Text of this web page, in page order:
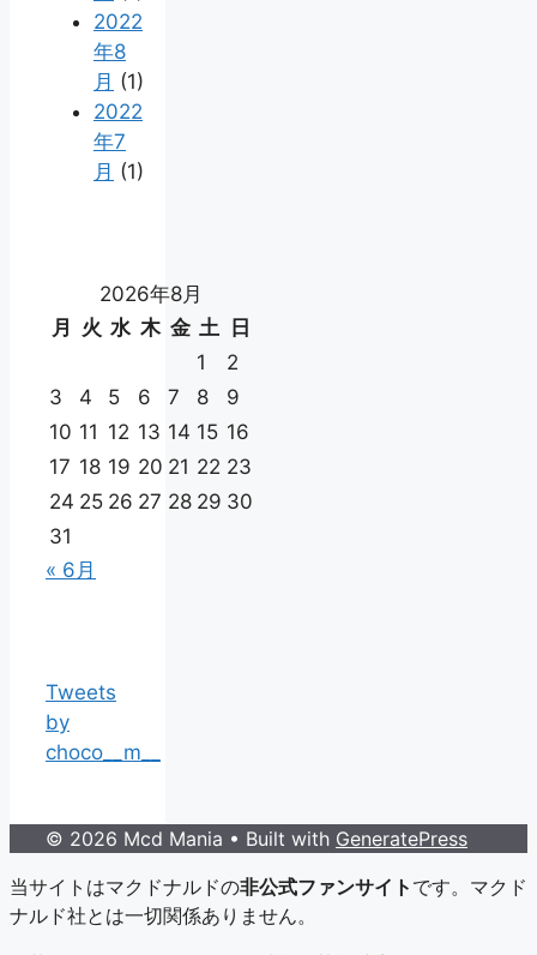
2022
年8
月 (1)
2022
年7
月 (1)
2026年8月
月
火 水 木 金 土
日
1
2
3
4 5 6 7 8
9
10 11 12 13 14 15 16
17 18 19 20 21 22 23
24 25 26 27 28 29 30
31
« 6月
Tweets
by
choco__m__
© 2026 Mcd Mania • Built with GeneratePress
当サイトはマクドナルドの非公式ファンサイト です。マクド
ナルド社とは一切関係ありません。